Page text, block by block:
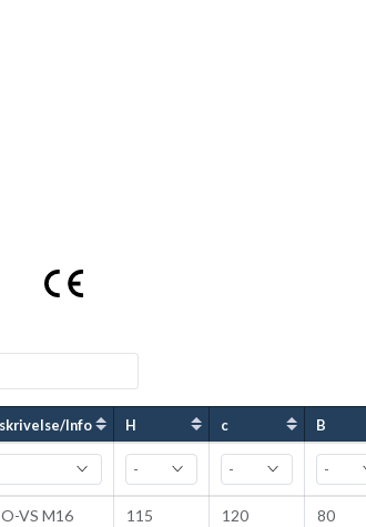
Info H c B
VS M16 115 120 80